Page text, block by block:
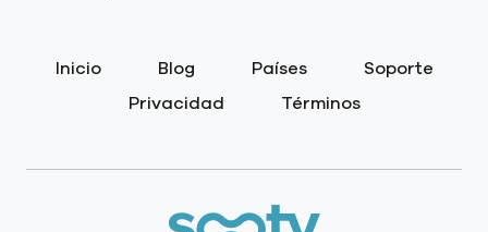
Inicio Blog Países
Soporte
Privacidad
Términos